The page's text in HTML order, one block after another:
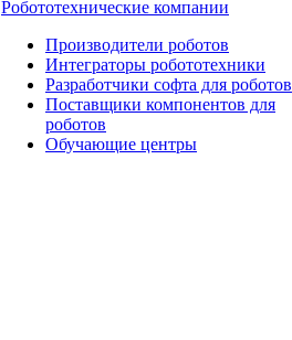
Робототехнические компании
Производители роботов
Интеграторы робототехники
Разработчики софта для роботов
Поставщики компонентов для
роботов
Обучающие центры